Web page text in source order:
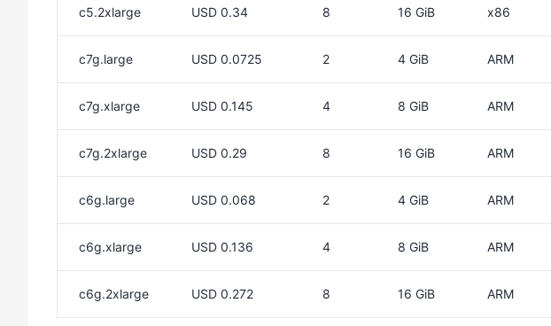
c5.2xlarge USD 0.34 8 16 GiB x86
c7g.large USD 0.0725 2 4 GiB ARM
c7g.xlarge USD 0.145 4 8 GiB ARM
c7g.2xlarge USD 0.29 8 16 GiB ARM
c6g.large USD 0.068 2 4 GiB ARM
c6g.xlarge USD 0.136 4 8 GiB ARM
c6g.2xlarge USD 0.272 8 16 GiB ARM